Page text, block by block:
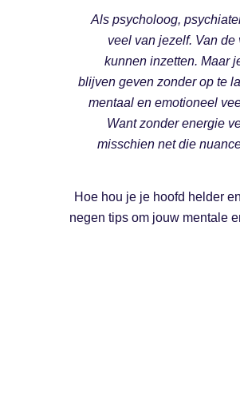
Als psycholoog,
veel van jezelf. Van
kunnen inzetten. Maar
blijven geven zonder op te
mentaal en emotioneel
Want zonder energie
misschien net die
Hoe hou je je hoofd helder
negen tips om jouw mentale